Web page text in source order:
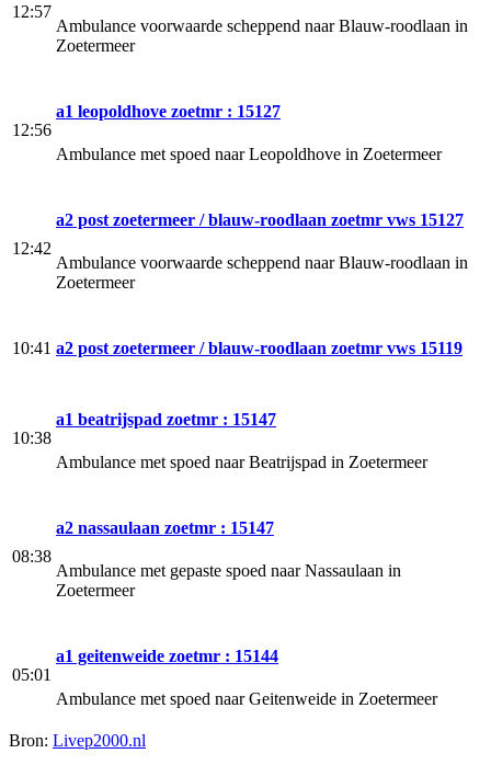
12:57
Ambulance voorwaarde scheppend naar Blauw-roodlaan in
Zoetermeer
12:56
a1 leopoldhove zoetmr : 15127
Ambulance met spoed naar Leopoldhove in Zoetermeer
12:42
a2 post zoetermeer / blauw-roodlaan zoetmr vws 15127
Ambulance voorwaarde scheppend naar Blauw-roodlaan in
Zoetermeer
10:41 a2 post zoetermeer / blauw-roodlaan zoetmr vws 15119
10:38
a1 beatrijspad zoetmr : 15147
Ambulance met spoed naar Beatrijspad in Zoetermeer
08:38
a2 nassaulaan zoetmr : 15147
Ambulance met gepaste spoed naar Nassaulaan in
Zoetermeer
05:01
a1 geitenweide zoetmr : 15144
Ambulance met spoed naar Geitenweide in Zoetermeer
Bron: Livep2000.nl